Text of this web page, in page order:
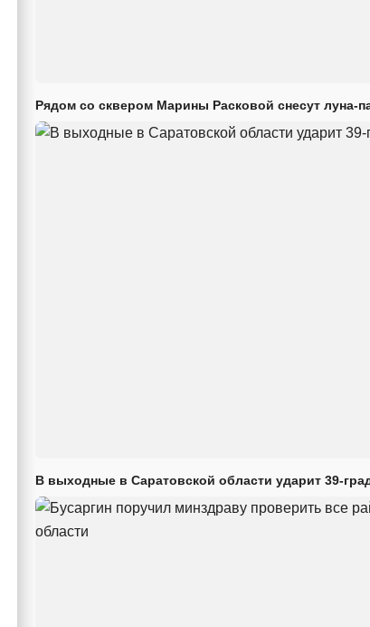
Рядом со сквером Марины Расковой снесут луна-
В выходные в Саратовской области ударит 39-